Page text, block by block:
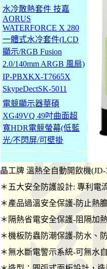
水冷散熱套件 技嘉
AORUS
WATERFORCE X 280
一體式水冷套件(LCD
顯示/RGB Fusion
2.0/140mm ARGB 風扇)
IP-PBXKX-T7665X
SkypeDectSK-5011
電競顯示器華碩
XG49VQ 49吋曲面超
寬HDR電競螢幕(低藍
光/不閃屏/可壁掛
晶工牌 溫熱全自動開飲機
＊五大安全防護設計: 專利電
＊產品過溫安全保護-防止熱
＊隔熱省電安全保護-阻隔加
＊機板防蟲防潮保護-防水、
＊無水斷電警示系統-可無水